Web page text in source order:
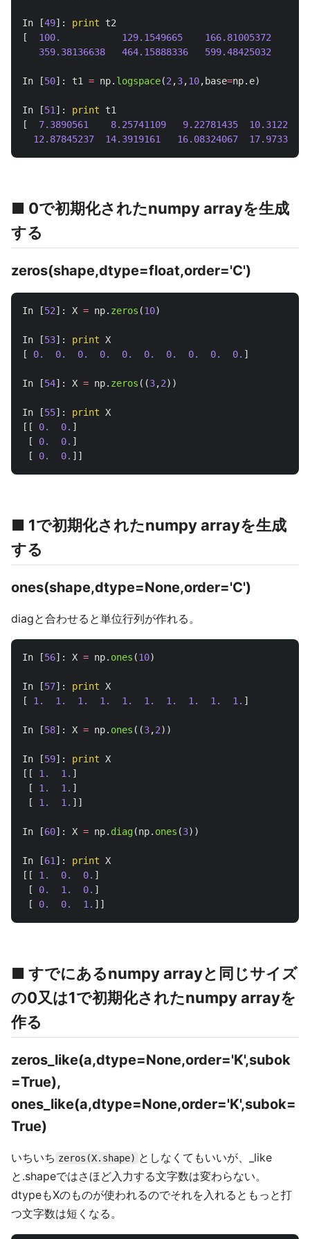
In [49]: print
t2
[
100. 129.1549665 166.81005372
359.38136638
464.15888336 599.48425032
In [50]: t1 = np. logspace(2 ,3,10, base=np. e)
In [51 ]: print
t1
[
7.3890561 8.25741109 9.22781435
10.3122585
12.87845237
14.3919161 16.08324067 17.97332814
■ 0で初期化されたnumpy arrayを生成
する
zeros(shape,dtype=float,order='C')
In [52]: X = np. zeros (10)
In [53]: print X
[
0. 0. 0. 0. 0. 0. 0. 0. 0. 0. ]
In [54]: X = np. zeros ((3,2))
In [55]: print X
[[
0. 0. ]
[
0. 0. ]
[
0. 0. ]]
■ 1で初期化されたnumpy arrayを生成
する
ones(shape,dtype=None,order='C')
diagと合わせると単位行列が作れる。
In [56]: X = np. ones (10)
In [57]: print X
[
1. 1. 1. 1. 1. 1. 1. 1. 1. 1. ]
In [58]: X = np. ones ((3,2))
In [59]: print X
[[
1. 1. ]
[
1. 1. ]
[
1. 1. ]]
In [60]: X = np. diag(np. ones (3))
In [61 ]: print X
[[
1. 0. 0. ]
[
0. 1. 0. ]
[
0. 0. 1. ]]
■ すでにあるnumpy arrayと同じサイズ
の0又は1で初期化されたnumpy arrayを
作る
zeros_like(a,dtype=None,order='K',subok
=True),
ones_like(a,dtype=None,order='K',subok=
True)
いちいち zeros(X.shape) としなくてもいいが、_like
と.shapeではさほど入力する文字数は変わらない。
dtypeもXのものが使われるのでそれを入れるともっと打
つ文字数は短くなる。